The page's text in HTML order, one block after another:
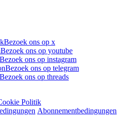
Bezoek ons op x
Bezoek ons op youtube
Bezoek ons op instagram
Bezoek ons op telegram
Bezoek ons op threads
Politik
Abonnementbedingungen